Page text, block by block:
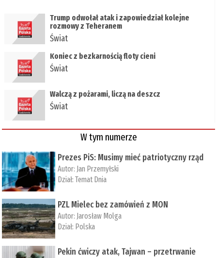
Trump odwołał atak i zapowiedział kolejne
rozmowy z Teheranem
Świat
Koniec z bezkarnością floty cieni
Świat
Walczą z pożarami, liczą na deszcz
Świat
W tym numerze
Prezes PiS: Musimy mieć patriotyczny rząd
Autor: Jan Przemyłski
Dział:Temat Dnia
PZL Mielec bez zamówień z MON
Autor: Jarosław Molga
Dział: Polska
Pekin ćwiczy atak, Tajwan – przetrwanie